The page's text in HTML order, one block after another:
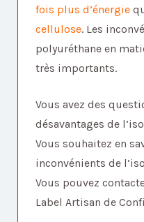
fois plus d’énergie
cellulose. Les
polyuréthane en
très importants.
Vous avez des
désavantages de
Vous souhaitez en
inconvénients de
Vous pouvez
Label Artisan de